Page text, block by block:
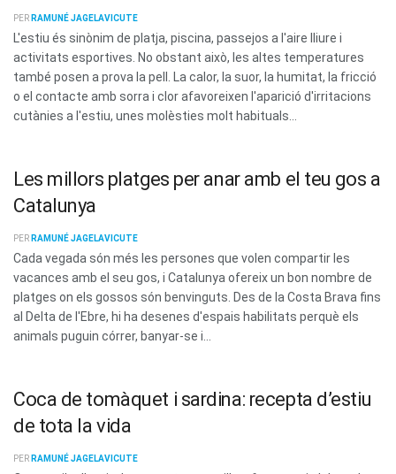
PER RAMUNÉ JAGELAVICUTE
L'estiu és sinònim de platja, piscina, passejos a l'aire lliure i
activitats esportives. No obstant això, les altes temperatures
també posen a prova la pell. La calor, la suor, la humitat, la fricció
o el contacte amb sorra i clor afavoreixen l'aparició d'irritacions
cutànies a l'estiu, unes molèsties molt habituals...
Les millors platges per anar amb el teu gos a
Catalunya
PER RAMUNÉ JAGELAVICUTE
Cada vegada són més les persones que volen compartir les
vacances amb el seu gos, i Catalunya ofereix un bon nombre de
platges on els gossos són benvinguts. Des de la Costa Brava fins
al Delta de l'Ebre, hi ha desenes d'espais habilitats perquè els
animals puguin córrer, banyar-se i...
Coca de tomàquet i sardina: recepta d’estiu
de tota la vida
PER RAMUNÉ JAGELAVICUTE